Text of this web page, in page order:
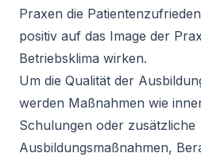
Praxen die
positiv auf das Image der
Betriebsklima wirken.
Um die Qualität der
werden Maßnahmen wie
Schulungen oder zusätzliche
Ausbildungsmaßnahmen,